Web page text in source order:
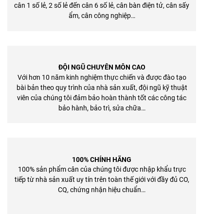
cân 1 số lẻ, 2 số lẻ đến cân 6 số lẻ, cân bàn điện tử, cân sấy
ẩm, cân công nghiệp…
ĐỘI NGŨ CHUYÊN MÔN CAO
Với hơn 10 năm kinh nghiệm thực chiến và được đào tạo
bài bản theo quy trình của nhà sản xuất, đội ngũ kỹ thuật
viên của chúng tôi đảm bảo hoàn thành tốt các công tác
bảo hành, bảo trì, sửa chữa…
100% CHÍNH HÃNG
100% sản phẩm cân của chúng tôi được nhập khẩu trực
tiếp từ nhà sản xuất uy tín trên toàn thế giới với đầy đủ CO,
CQ, chứng nhận hiệu chuẩn…